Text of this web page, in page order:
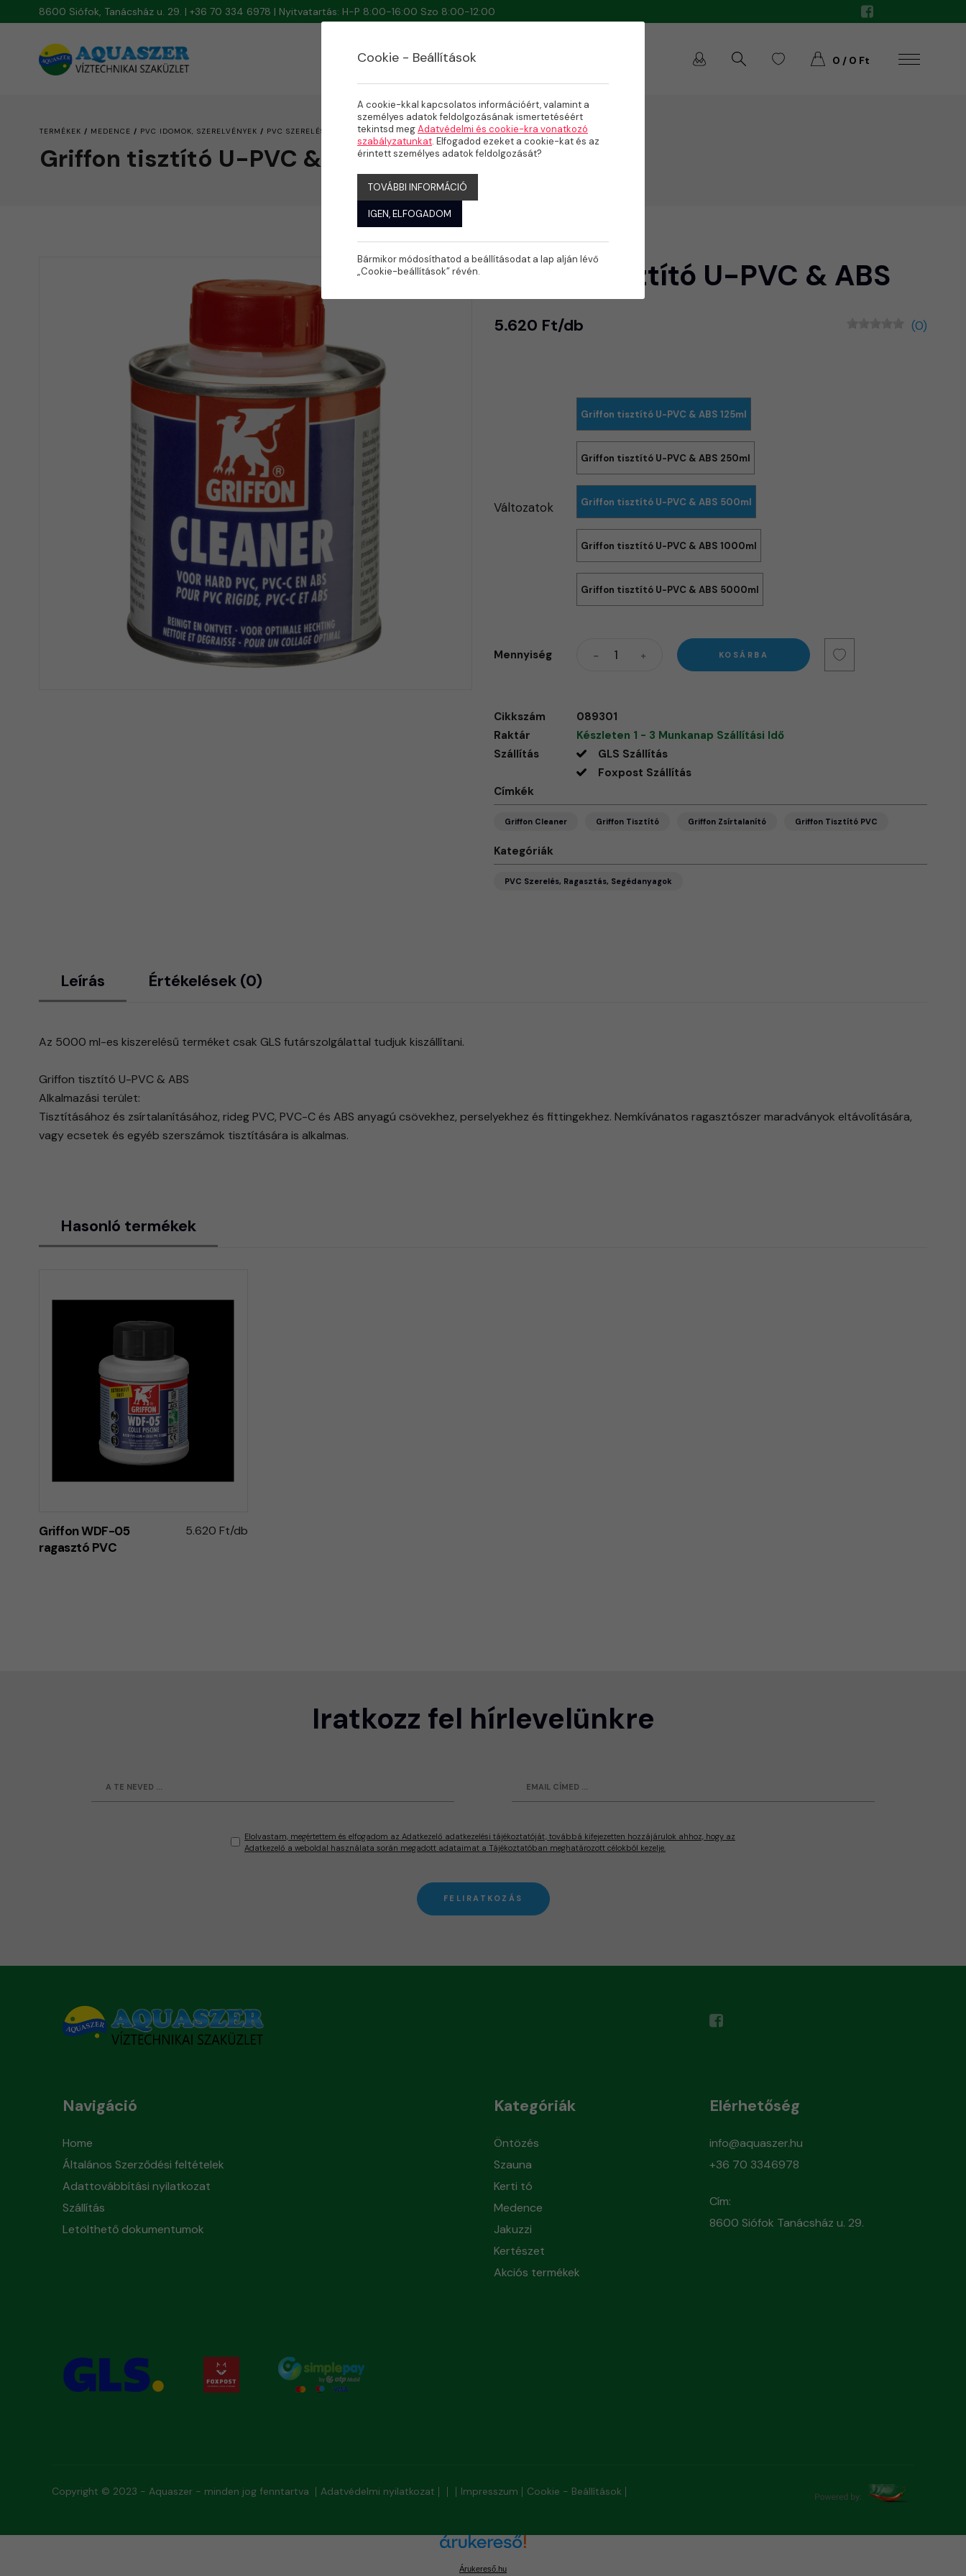
8600 Siófok, Tanácsház u. 29. | +36 70 334 6978 | Nyitvatartás: H-P 8:00-16:00 Szo 8:00-12:00
0 / 0 Ft
TERMÉKEK / MEDENCE / PVC IDOMOK, SZERELVÉNYEK / PVC SZERELÉS, RAGASZTÁS, SEGÉDANYAGOK
Griffon tisztító U-PVC & ABS
Griffon tisztító U-PVC & ABS
5.620 Ft/db (0)
Változatok
Griffon tisztító U-PVC & ABS 125ml
Griffon tisztító U-PVC & ABS 250ml
Griffon tisztító U-PVC & ABS 500ml
Griffon tisztító U-PVC & ABS 1000ml
Griffon tisztító U-PVC & ABS 5000ml
Mennyiség KOSÁRBA
Cikkszám
089301
Raktár
Készleten 1 - 3 Munkanap Szállítási Idő
Szállítás
GLS Szállítás
Foxpost Szállítás
Címkék
Griffon Cleaner Griffon Tisztító Griffon Zsírtalanító Griffon Tisztító PVC
Kategóriák
PVC Szerelés, Ragasztás, Segédanyagok
Leírás Értékelések (0)
Az 5000 ml-es kiszerelésű terméket csak GLS futárszolgálattal tudjuk kiszállítani.
Griffon tisztító U-PVC & ABS
Alkalmazási terület:
​Tisztításához és zsírtalanításához, rideg PVC, PVC-C és ABS anyagú csövekhez, perselyekhez és fittingekhez. Nemkívánatos ragasztószer maradványok eltávolítására,
vagy ecsetek és egyéb szerszámok tisztítására is alkalmas.
Hasonló termékek
Griffon WDF-05
ragasztó PVC
5.620 Ft/db
Iratkozz fel hírlevelünkre
Elolvastam, megértettem és elfogadom az Adatkezelő adatkezelési tájékoztatóját, továbbá kifejezetten hozzájárulok ahhoz, hogy az
Adatkezelő a weboldal használata során megadott adataimat a Tájékoztatóban meghatározott célokból kezelje.
FELIRATKOZÁS
Navigáció
Home
Általános Szerződési feltételek
Adattovábbítási nyilatkozat
Szállítás
Letölthető dokumentumok
Kategóriák
Öntözés
Szauna
Kerti tó
Medence
Jakuzzi
Kertészet
Akciós termékek
Elérhetőség
info@aquaszer.hu
+36 70 3346978
Cím:
8600 Siófok Tanácsház u. 29.
Copyright © 2023 - Aquaszer - minden jog fenntartva Adatvédelmi nyilatkozat Impresszum Cookie - Beállítások
Árukereső.hu
Cookie - Beállítások
A cookie-kkal kapcsolatos információért, valamint a
személyes adatok feldolgozásának ismertetéséért
tekintsd megAdatvédelmi és cookie-kra vonatkozó
szabályzatunkat. Elfogadod ezeket a cookie-kat és az
érintett személyes adatok feldolgozását?
TOVÁBBI INFORMÁCIÓ
IGEN, ELFOGADOM
Bármikor módosíthatod a beállításodat a lap alján lévő
„Cookie-beállítások” révén.